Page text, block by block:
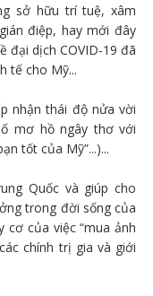
sở hữu trí tuệ, xâm
điệp, hay mới đây
đại dịch COVID-19 đã
tế cho Mỹ...
nhận thái độ nửa vời
mơ hồ ngây thơ với
tốt của Mỹ”...)...
Quốc và giúp cho
trong đời sống của
cơ của việc “mua ảnh
chính trị gia và giới